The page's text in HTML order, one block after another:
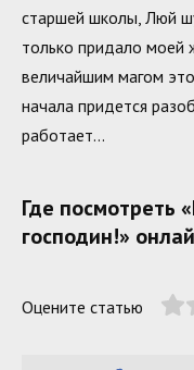
старшей школы, Люй
только придало моей
величайшим магом
начала придется
работает…
Где посмотреть
господин!»
Оцените статью